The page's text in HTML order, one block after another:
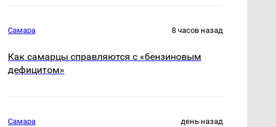
Самара 8 часов назад
Как самарцы справляются с «бензиновым
дефицитом»
Самара день назад